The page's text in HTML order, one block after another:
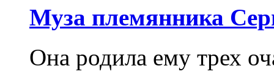
Муза племянника
Она родила ему трех